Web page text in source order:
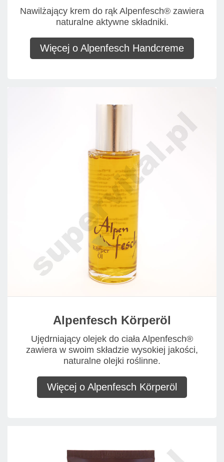
Nawilżający krem do rąk Alpenfesch® zawiera
naturalne aktywne składniki.
Więcej o Alpenfesch Handcreme
Alpenfesch Körperöl
Ujędrniający olejek do ciała Alpenfesch®
zawiera w swoim składzie wysokiej jakości,
naturalne olejki roślinne.
Więcej o Alpenfesch Körperöl